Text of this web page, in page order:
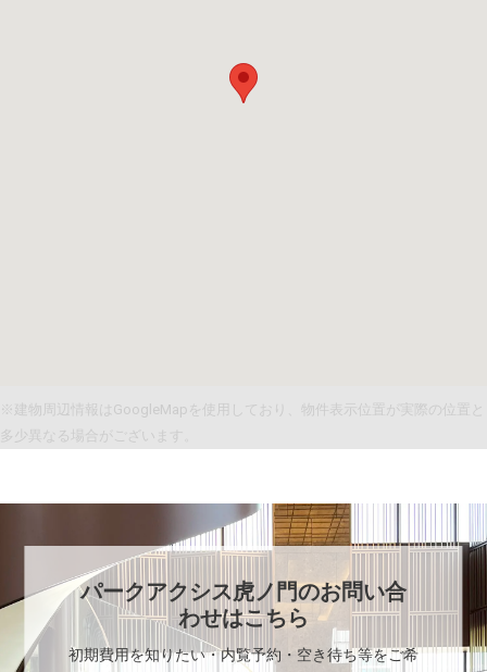
※建物周辺情報はGoogleMapを使用しており、物件表示位置が実際の位置と
多少異なる場合がございます。
パークアクシス虎ノ門のお問い合
わせはこちら
初期費用を知りたい・内覧予約・空き待ち等をご希